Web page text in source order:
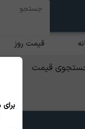
قیمت روز
قیمت